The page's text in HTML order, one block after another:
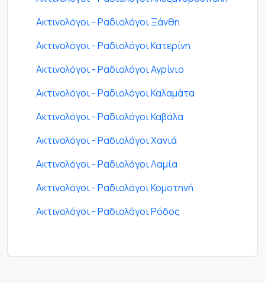
Ακτινολόγοι - Ραδιολόγοι Ξάνθη
Ακτινολόγοι - Ραδιολόγοι Κατερίνη
Ακτινολόγοι - Ραδιολόγοι Αγρίνιο
Ακτινολόγοι - Ραδιολόγοι Καλαμάτα
Ακτινολόγοι - Ραδιολόγοι Καβάλα
Ακτινολόγοι - Ραδιολόγοι Χανιά
Ακτινολόγοι - Ραδιολόγοι Λαμία
Ακτινολόγοι - Ραδιολόγοι Κομοτηνή
Ακτινολόγοι - Ραδιολόγοι Ρόδος